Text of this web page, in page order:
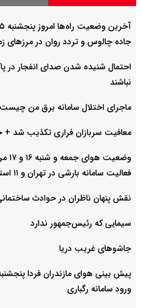
جاده چالوس و تردد روان در مرزهای
احتمال شنیده شدن صدای انفجار در
نباشند
ماجرای اختلال سامانه برق من
معافیت سربازان فراری تکذیب شد +
فعالیت سامانه بارشی در تهران و ۱۱ استان دیگر صادر شد
نقش پنهان ناظران در حوادث
سیمایی که رئیس‌جمهور ندارد
جاشوهای غریب دریا
ورود سامانه رگباری